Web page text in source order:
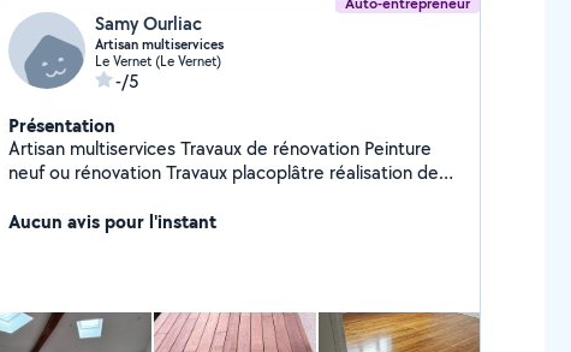
Samy Ourliac
Artisan multiservices
Le Vernet (Le Vernet)
-/5
Présentation
Artisan multiservices Travaux de rénovation Peinture
neuf ou rénovation Travaux placoplâtre réalisation de
parquet flottant. Traitement toiture, autres travaux...
Aucun avis pour l'instant